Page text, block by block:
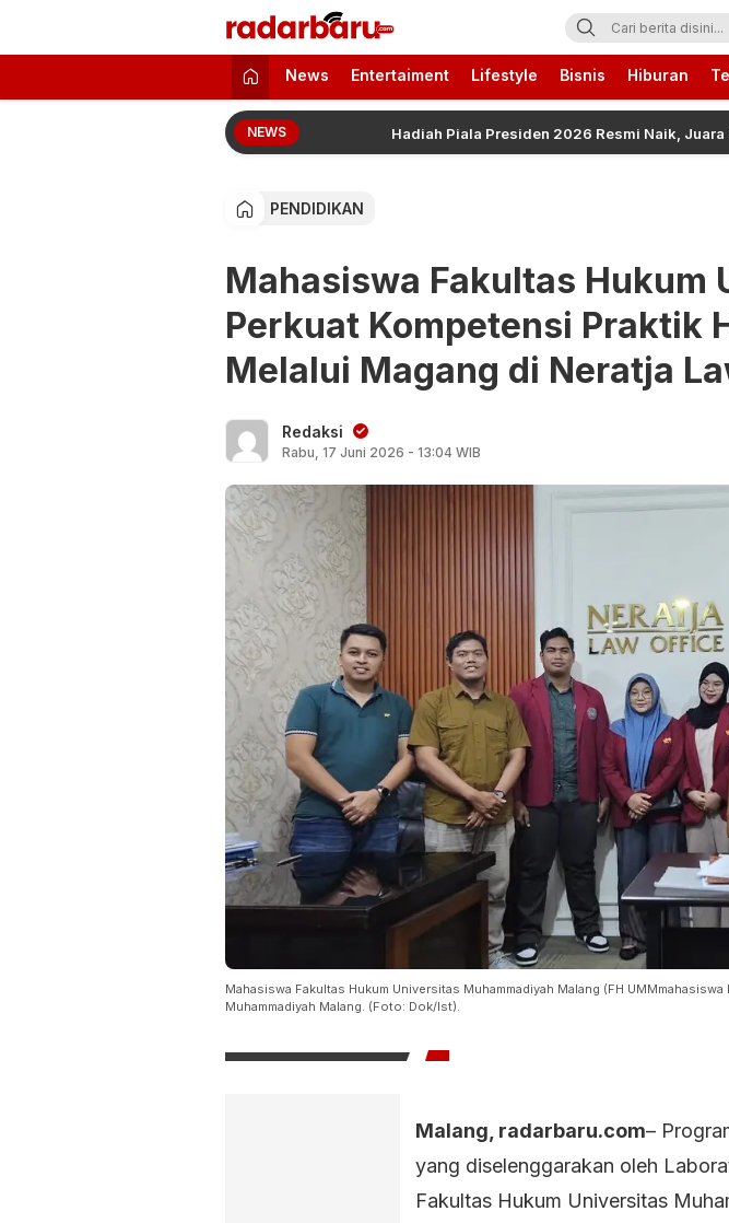
radarbaru.com
Informasi Berita Terbaru dan Terkini Hari Ini
News Entertaiment Lifestyle Bisnis Hiburan
NEWS
Lisan ke Ruang Belajar Digital Hadiah Piala Presiden 2026 Resmi Naik, Juara 2
PENDIDIKAN
Mahasiswa Fakultas Hukum
Perkuat Kompetensi Praktik
Melalui Magang di Neratja
Redaksi
Rabu, 17 Juni 2026 - 13:04 WIB
Mahasiswa Fakultas Hukum Universitas Muhammadiyah Malang (FH
Muhammadiyah Malang. (Foto: Dok/Ist).
Malang, radarbaru.com–
yang diselenggarakan oleh
Fakultas Hukum Universitas